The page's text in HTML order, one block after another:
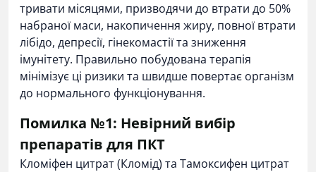
тривати місяцями, призводячи до втрати до 50%
набраної маси, накопичення жиру, повної втрати
лібідо, депресії, гінекомастії та зниження
імунітету. Правильно побудована терапія
мінімізує ці ризики та швидше повертає організм
до нормального функціонування.
Помилка №1: Невірний вибір
препаратів для ПКТ
Кломіфен цитрат (Кломід) та Тамоксифен цитрат